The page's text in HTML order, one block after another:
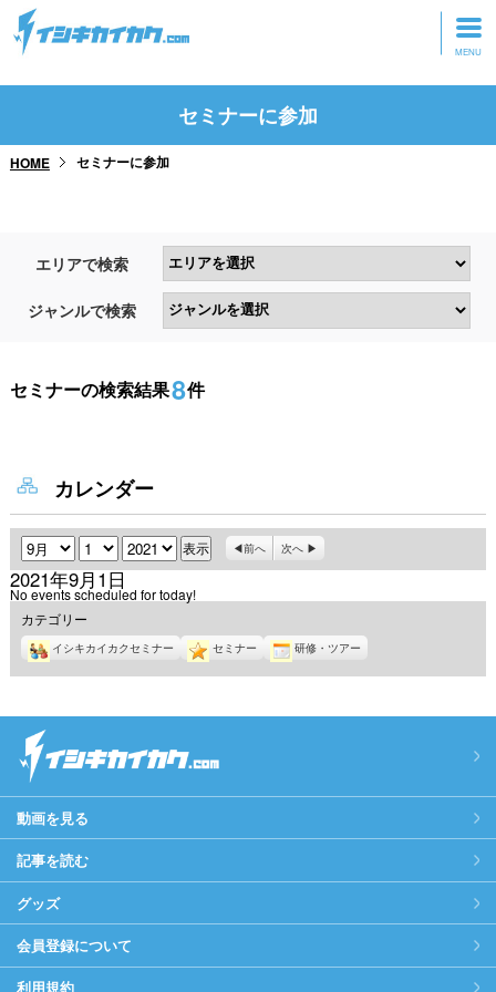
トップページ
研修・ツアーに参加
セミナーに参加
HOME セミナーに参加
エリアで検索
ジャンルで検索
セミナーの検索結果8件
カレンダー
月 日 年 前へ 次へ
2021年9月1日
No events scheduled for today!
カテゴリー
イシキカイカクセミナー セミナー 研修・ツアー
動画を見る
記事を読む
グッズ
会員登録について